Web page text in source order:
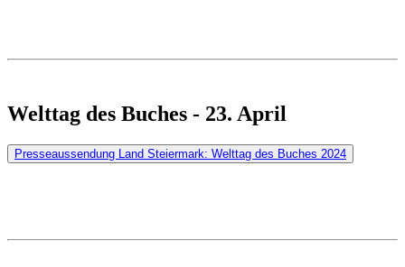
Welttag des Buches - 23. April
Presseaussendung Land Steiermark: Welttag des Buches 2024